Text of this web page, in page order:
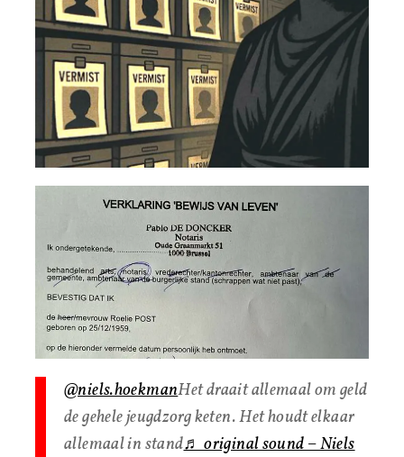
@niels.hoekmanHet draait allemaal om geld
de gehele jeugdzorg keten. Het houdt elkaar
allemaal in stand♬ original sound – Niels